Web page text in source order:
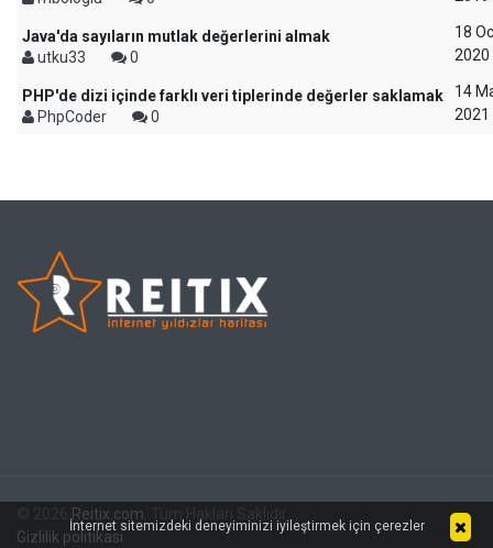
Java'da sayıların mutlak değerlerini almak
utku33
0
18
2020
PHP'de dizi içinde farklı veri tiplerinde değerler saklamak
PhpCoder
0
14
2021
Reitix.com
Gizlilik politikası
İnternet sitemizdeki deneyiminizi iyileştirmek için çerezler